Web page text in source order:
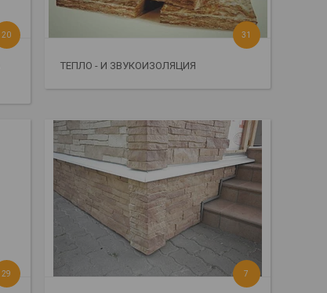
20
ТЕПЛО - И ЗВУКОИЗОЛЯЦИЯ
31
29 7